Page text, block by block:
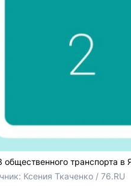
общественного транспорта в
Ксения Ткаченко / 76.RU